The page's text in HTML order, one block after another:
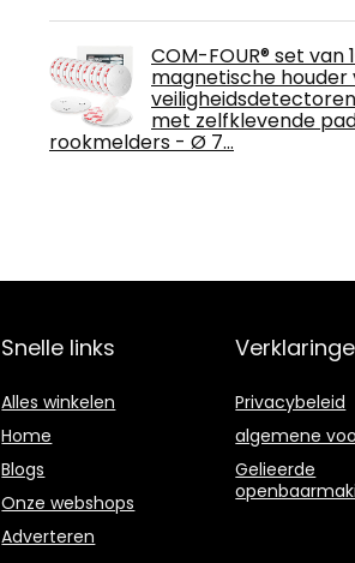
COM-FOUR® set van
magnetische houder
met zelfklevende
rookmelders - Ø 7…
Snelle links
Alles winkelen
Home
Blogs
Onze webshops
Adverteren
Privacybeleid
algemene
Gelieerde